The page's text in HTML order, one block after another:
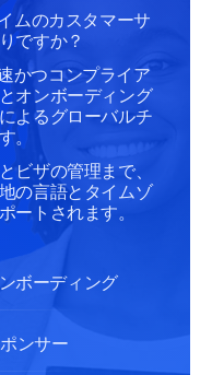
ムのカスタマーサ
ですか？
かつコンプライア
オンボーディング
よるグローバルチ
。
ビザの管理まで、
の言語とタイムゾ
ートされます。
ボーディング
ンサー